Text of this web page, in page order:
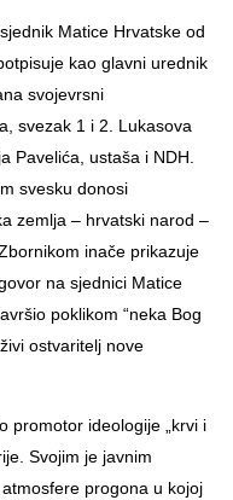
Matice Hrvatske od
kao glavni urednik
svojevrsni
svezak 1 i 2. Lukasova
Pavelića, ustaša i NDH.
svesku donosi
zemlja – hrvatski narod –
inače prikazuje
na sjednici Matice
poklikom “neka Bog
ostvaritelj nove
promotor ideologije „krvi i
Svojim je javnim
progona u kojoj